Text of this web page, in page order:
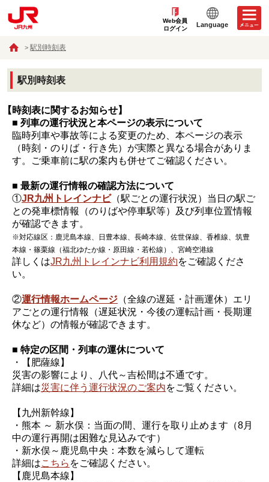
Web会員
ログイン
Language
駅別時刻表
駅別時刻表
【時刻表に関するお知らせ】
■ 列車の運行状況と本ページの表示について
臨時列車や事故等による変更のため、本ページの表示
（時刻・のりば・行き先）が実際と異なる場合がありま
す。ご乗車前に駅の案内も併せてご確認ください。
■ 最新の運行情報の確認方法について
①JR九州トレインナビ（駅ごとの運行状況）当日の駅ご
との発車標情報（のりばや停車駅等）及び列車位置情報
が確認できます。
※対応線区：鹿児島本線、日豊本線、長崎本線、佐世保線、香椎線、筑豊
本線・篠栗線（福北ゆたか線・原田線・若松線）、宮崎空港線
詳しくはJR九州トレインナビ利用規約をご確認くださ
い。
②運行情報ホームページ （全線の遅延・計画運休）エリ
アごとの運行情報（遅延状況・今後の運転計画・長期運
休など）の情報が確認できます。
■ 特定の区間・列車の運休について
・【肥薩線】
災害の影響により、八代～吉松間は不通です。
詳細は災害に伴う運行状況のご案内をご覧ください。
【九州新幹線】
・熊本 ～ 新水俣：当面の間、運行を取り止めます（8月
中の運行再開は困難な見込みです）
・新水俣～鹿児島中央：本数を減らして運転
詳細はこちら をご確認ください。
【鹿児島本線】